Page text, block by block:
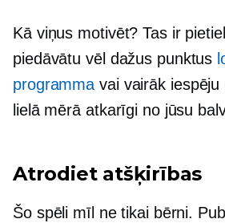
Kā viņus motivēt? Tas ir
piedāvātu vēl dažus punktus
programma vai vairāk
lielā mērā atkarīgi no jūsu
Atrodiet atšķirības
Šo spēli mīl ne tikai bērni.